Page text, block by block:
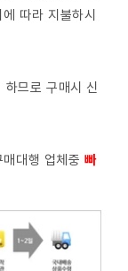
따라 지불하시
므로 구매시 신
매대행 업체중빠